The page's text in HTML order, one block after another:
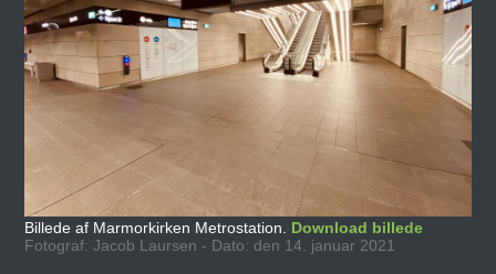
Billede af Marmorkirken Metrostation. Download billede
Fotograf: Jacob Laursen - Dato: den 14. januar 2021